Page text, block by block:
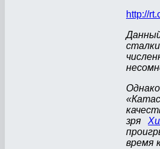
http://
зря
время